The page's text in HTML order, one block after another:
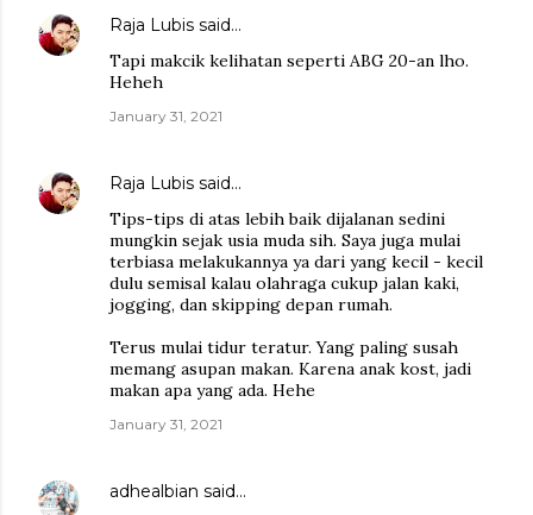
Raja Lubis said…
Tapi makcik kelihatan seperti ABG 20-an lho.
Heheh
January 31, 2021
Raja Lubis said…
Tips-tips di atas lebih baik dijalanan sedini
mungkin sejak usia muda sih. Saya juga mulai
terbiasa melakukannya ya dari yang kecil - kecil
dulu semisal kalau olahraga cukup jalan kaki,
jogging, dan skipping depan rumah.
Terus mulai tidur teratur. Yang paling susah
memang asupan makan. Karena anak kost, jadi
makan apa yang ada. Hehe
January 31, 2021
adhealbian said…